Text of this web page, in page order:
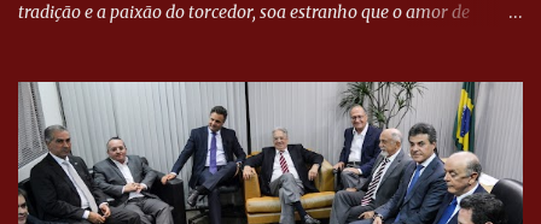
tradição e a paixão do torcedor, soa estranho que o amor de
feito imediatamente para pagamento de dívidas emergenciais e
investimentos no departamento de futebol. O projeto apresentado
para a recuperação do Cruzeiro, o aporte financeiro inicial, com
Ronaldo sendo solidário à dívida de R$ 1 bilhão a partir de agora,
mais o peso que o ex-atacante tem no mundo do futebol, além de